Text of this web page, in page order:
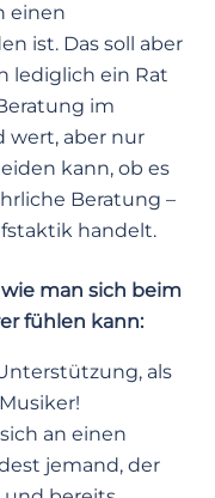
einen
ist. Das soll aber
lediglich ein Rat
im
wert, aber nur
kann, ob es
Beratung –
handelt.
man sich beim
fühlen kann:
als
an einen
jemand, der